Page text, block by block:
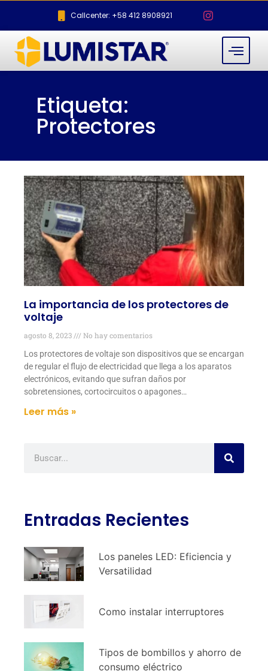
Callcenter: +58 412 8908921
Etiqueta:
Protectores
La importancia de los protectores de
voltaje
agosto 8, 2023
No hay comentarios
Los protectores de voltaje son dispositivos que se encargan
de regular el flujo de electricidad que llega a los aparatos
electrónicos, evitando que sufran daños por
sobretensiones, cortocircuitos o apagones…
Leer más »
Entradas Recientes
Los paneles LED: Eficiencia y
Versatilidad
Como instalar interruptores
Tipos de bombillos y ahorro de
consumo eléctrico